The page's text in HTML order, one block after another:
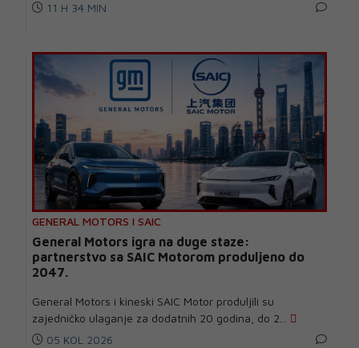
11 H 34 MIN
GENERAL MOTORS I SAIC
General Motors igra na duge staze:
partnerstvo sa SAIC Motorom produljeno do
2047.
General Motors i kineski SAIC Motor produljili su
zajedničko ulaganje za dodatnih 20 godina, do 2...
05 KOL 2026